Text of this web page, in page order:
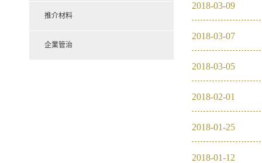
2020
2019
推介材料
企業管治
2018-03-09
2018-03-07
2018-03-05
2018-02-01
2018-01-25
2018-01-12